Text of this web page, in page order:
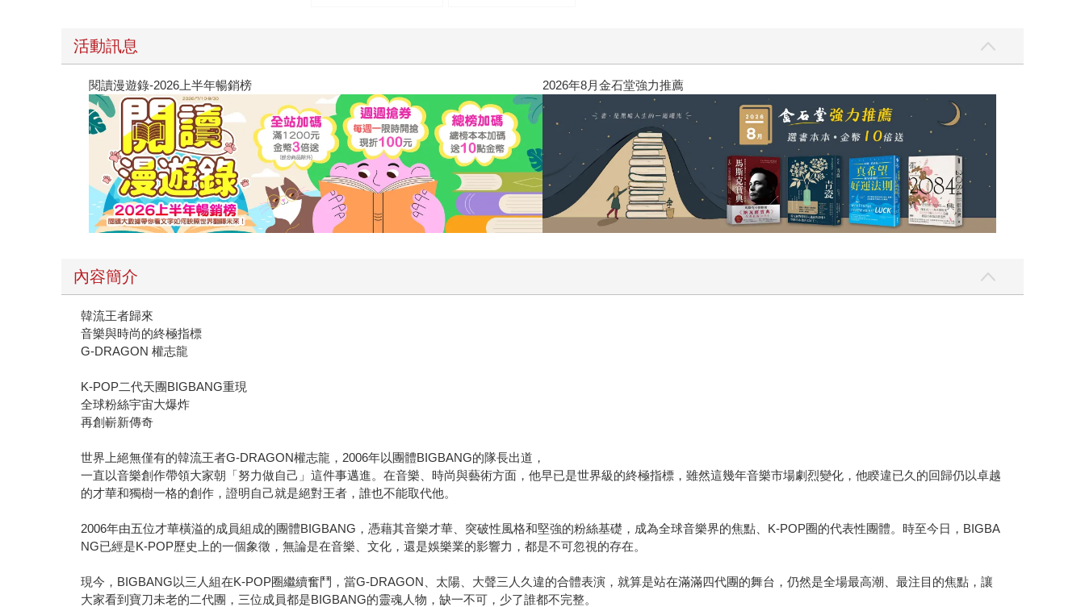
活動訊息
閱讀漫遊錄-2026上半年暢銷榜 2026年8月金石堂強力推薦
內容簡介
韓流王者歸來
音樂與時尚的終極指標
G-DRAGON 權志龍
K-POP二代天團BIGBANG重現
全球粉絲宇宙大爆炸
再創嶄新傳奇
世界上絕無僅有的韓流王者G-DRAGON權志龍，2006年以團體BIGBANG的隊長出道，
一直以音樂創作帶領大家朝「努力做自己」這件事邁進。在音樂、時尚與藝術方面，他早已是世界級的終極指標，雖然這幾年音樂市場劇烈變化，他睽違已久的回歸仍以卓越
的才華和獨樹一格的創作，證明自己就是絕對王者，誰也不能取代他。
2006年由五位才華橫溢的成員組成的團體BIGBANG，憑藉其音樂才華、突破性風格和堅強的粉絲基礎，成為全球音樂界的焦點、K-POP圈的代表性團體。時至今日，BIGBA
NG已經是K-POP歷史上的一個象徵，無論是在音樂、文化，還是娛樂業的影響力，都是不可忽視的存在。
現今，BIGBANG以三人組在K-POP圈繼續奮鬥，當G-DRAGON、太陽、大聲三人久違的合體表演，就算是站在滿滿四代團的舞台，仍然是全場最高潮、最注目的焦點，讓
大家看到寶刀未老的二代團，三位成員都是BIGBANG的靈魂人物，缺一不可，少了誰都不完整。